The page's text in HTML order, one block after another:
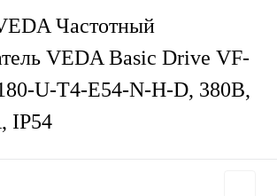
Частотный
VEDA Basic Drive VF-
U-T4-E54-N-H-D, 380В,
IP54